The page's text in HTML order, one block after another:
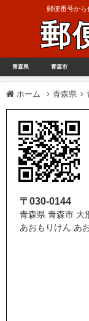
郵便番号から
郵
青森県 青森市
ホーム 青森県
〒030-0144
青森県 青森市 大
あおもりけん あ